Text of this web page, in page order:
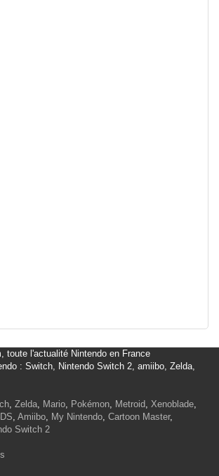
toute l'actualité Nintendo en France
: Switch, Nintendo Switch 2, amiibo, Zelda,
, Zelda, Mario, Pokémon, Metroid, Xenoblade,
, Amiibo, My Nintendo, Cartoon Master,
Switch 2